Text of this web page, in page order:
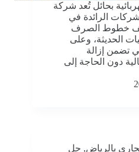
بحائل تُعد شركة
الرائدة في
خطوط الصرف
الحديثة، وعلى
تضمن إزالة
دون الحاجة إلى
بالرياض, حل